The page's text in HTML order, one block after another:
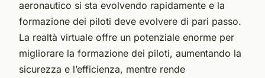
aeronautico si sta evolvendo rapidamente e la
formazione dei piloti deve evolvere di pari passo.
La realtà virtuale offre un potenziale enorme per
migliorare la formazione dei piloti, aumentando la
sicurezza e l’efficienza, mentre rende